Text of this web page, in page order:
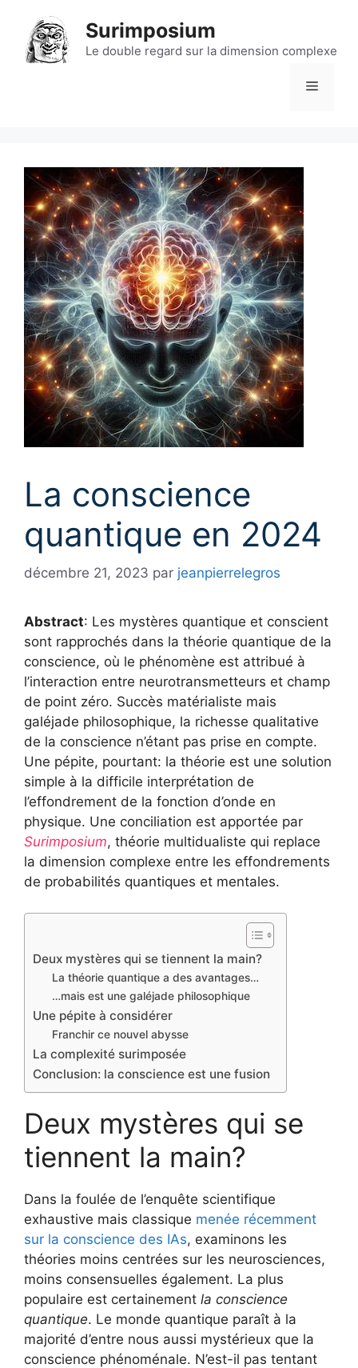
contenu
Surimposium
Le double regard sur la dimension complexe
Menu
La conscience
quantique en 2024
décembre 21, 2023 par jeanpierrelegros
Abstract: Les mystères quantique et conscient
sont rapprochés dans la théorie quantique de la
conscience, où le phénomène est attribué à
l’interaction entre neurotransmetteurs et champ
de point zéro. Succès matérialiste mais
galéjade philosophique, la richesse qualitative
de la conscience n’étant pas prise en compte.
Une pépite, pourtant: la théorie est une solution
simple à la difficile interprétation de
l’effondrement de la fonction d’onde en
physique. Une conciliation est apportée par
Surimposium, théorie multidualiste qui replace
la dimension complexe entre les effondrements
de probabilités quantiques et mentales.
Deux mystères qui se tiennent la main?
La théorie quantique a des avantages…
…mais est une galéjade philosophique
Une pépite à considérer
Franchir ce nouvel abysse
La complexité surimposée
Conclusion: la conscience est une fusion
Deux mystères qui se
tiennent la main?
Dans la foulée de l’enquête scientifique
exhaustive mais classique menée récemment
sur la conscience des IAs, examinons les
théories moins centrées sur les neurosciences,
moins consensuelles également. La plus
populaire est certainement la conscience
quantique. Le monde quantique paraît à la
majorité d’entre nous aussi mystérieux que la
conscience phénoménale. N’est-il pas tentant